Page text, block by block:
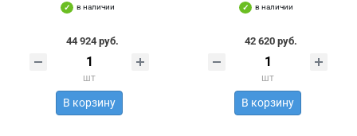
в наличии
44 924 руб.
шт
В корзину
в наличии
42 620 руб.
шт
В корзину